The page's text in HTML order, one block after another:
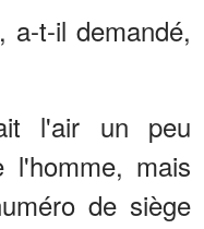
a-t-il demandé,
l'air un peu
mais
de siège